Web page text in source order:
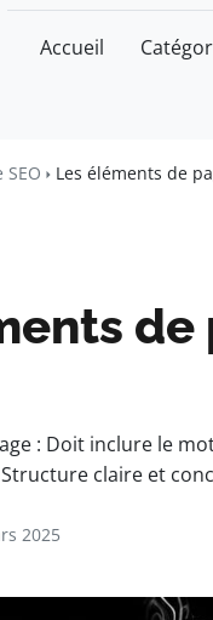
Accueil
Les éléments de
: Doit inclure le
claire et
2025